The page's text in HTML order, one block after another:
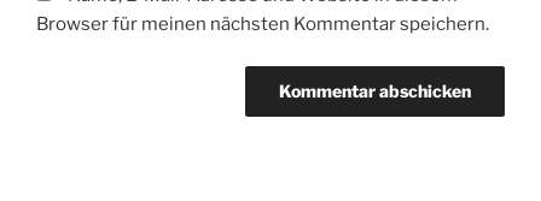
Browser für meinen nächsten Kommentar speichern.